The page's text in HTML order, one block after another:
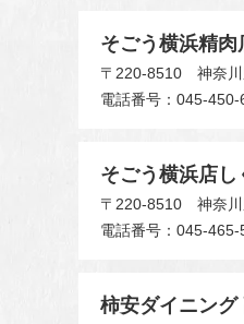
そごう横浜精肉
〒220-8510 神奈
電話番号：045-450-
そごう横浜店し
〒220-8510 神奈
電話番号：045-465-
柿安ダイニング